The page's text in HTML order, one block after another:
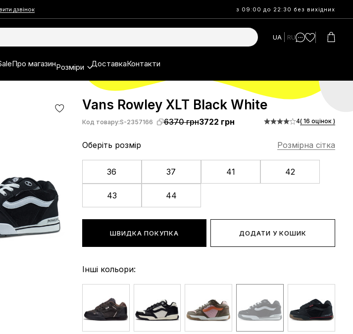
дзвінок з 09:00 до 22:30 без вихідних
UA RU
Про магазинРозміри ДоставкаКонтакти
Vans Rowley XLT Black White
Код товару:S-2357166 6370 грн3722 грн 4( 16 оцінок )
Оберіть розмір Розмірна сітка
36 37 41 42
43 44
ШВИДКА ПОКУПКА ДОДАТИ У КОШИК
Інші кольори: